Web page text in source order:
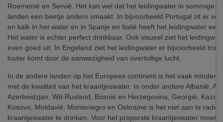
Roemenië en Servië. Het kan wel dat het leidingwater in sommige
landen een beetje anders smaakt. In bijvoorbeeld Portugal zit er
en kalk in het water en in Spanje en Italië heeft het leidingwater een
Het water is echter perfect drinkbaar. Ook visueel ziet het
even goed uit. In Engeland ziet het leidingwater er bijvoorbeeld
louter komt door de aanwezigheid van overtollige lucht.
In de andere landen op het Europees continent is het vaak minder
met de kwaliteit van het kraantjeswater. In onder andere Albanië,
Azerbeidzjan, Wit-Rusland, Bosnië en Herzegovina, Georgië,
Kosovo, Moldavië, Montenegro en Oekraïne is het niet aan te raden
kraantjeswater te drinken. Voor het properste kraantjeswater moet